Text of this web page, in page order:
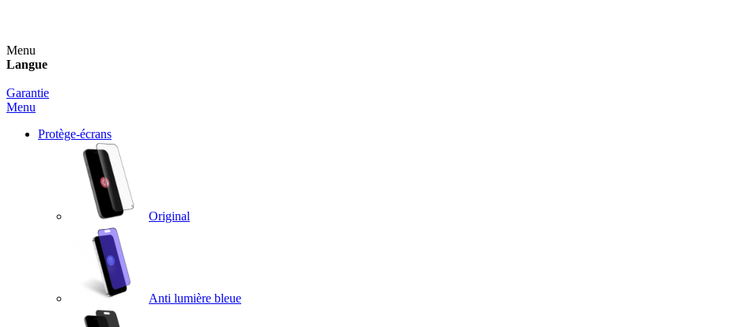
Menu
Langue
Garantie
Menu
Protège-écrans
Original
Anti lumière bleue